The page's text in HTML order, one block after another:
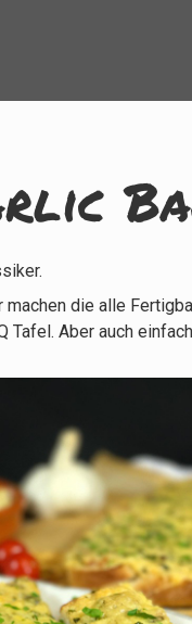
machen die alle
Tafel. Aber auch